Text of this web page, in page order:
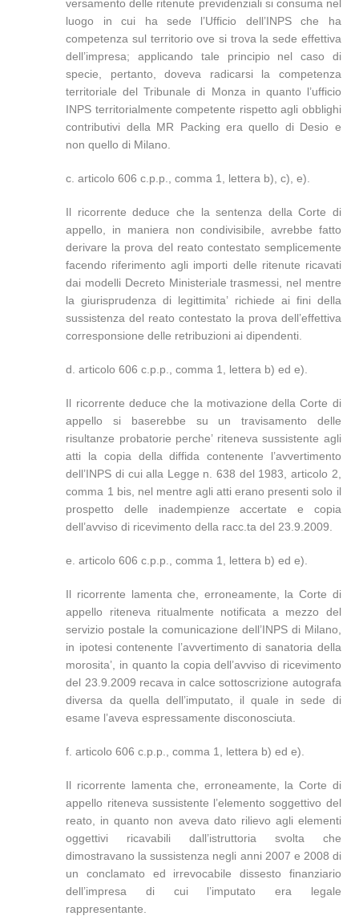
versamento delle ritenute previdenziali si consuma nel
luogo in cui ha sede l’Ufficio dell’INPS che ha
competenza sul territorio ove si trova la sede effettiva
dell’impresa; applicando tale principio nel caso di
specie, pertanto, doveva radicarsi la competenza
territoriale del Tribunale di Monza in quanto l’ufficio
INPS territorialmente competente rispetto agli obblighi
contributivi della MR Packing era quello di Desio e
non quello di Milano.
c. articolo 606 c.p.p., comma 1, lettera b), c), e).
Il ricorrente deduce che la sentenza della Corte di
appello, in maniera non condivisibile, avrebbe fatto
derivare la prova del reato contestato semplicemente
facendo riferimento agli importi delle ritenute ricavati
dai modelli Decreto Ministeriale trasmessi, nel mentre
la giurisprudenza di legittimita’ richiede ai fini della
sussistenza del reato contestato la prova dell’effettiva
corresponsione delle retribuzioni ai dipendenti.
d. articolo 606 c.p.p., comma 1, lettera b) ed e).
Il ricorrente deduce che la motivazione della Corte di
appello si baserebbe su un travisamento delle
risultanze probatorie perche’ riteneva sussistente agli
atti la copia della diffida contenente l’avvertimento
dell’INPS di cui alla Legge n. 638 del 1983, articolo 2,
comma 1 bis, nel mentre agli atti erano presenti solo il
prospetto delle inadempienze accertate e copia
dell’avviso di ricevimento della racc.ta del 23.9.2009.
e. articolo 606 c.p.p., comma 1, lettera b) ed e).
Il ricorrente lamenta che, erroneamente, la Corte di
appello riteneva ritualmente notificata a mezzo del
servizio postale la comunicazione dell’INPS di Milano,
in ipotesi contenente l’avvertimento di sanatoria della
morosita’, in quanto la copia dell’avviso di ricevimento
del 23.9.2009 recava in calce sottoscrizione autografa
diversa da quella dell’imputato, il quale in sede di
esame l’aveva espressamente disconosciuta.
f. articolo 606 c.p.p., comma 1, lettera b) ed e).
Il ricorrente lamenta che, erroneamente, la Corte di
appello riteneva sussistente l’elemento soggettivo del
reato, in quanto non aveva dato rilievo agli elementi
oggettivi ricavabili dall’istruttoria svolta che
dimostravano la sussistenza negli anni 2007 e 2008 di
un conclamato ed irrevocabile dissesto finanziario
dell’impresa di cui l’imputato era legale
rappresentante.